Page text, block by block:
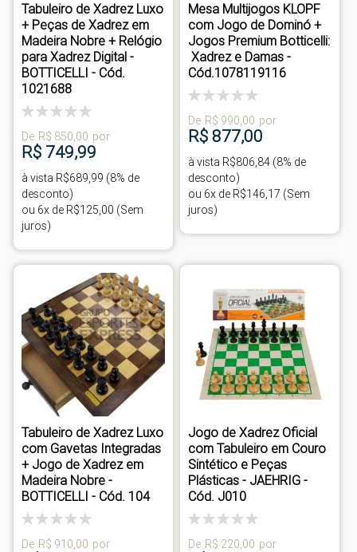
Tabuleiro de Xadrez Luxo
+ Peças de Xadrez em
Madeira Nobre + Relógio
para Xadrez Digital -
BOTTICELLI - Cód.
1021688
Classificação:
De R$ 850,00 por
R$ 749,99
à vista R$689,99 (8% de
desconto)
ou 6x de R$125,00 (Sem
juros)
Mesa Multijogos KLOPF
com Jogo de Dominó +
Jogos Premium Botticelli:
Xadrez e Damas -
Cód.1078119116
Classificação:
De R$ 990,00 por
R$ 877,00
à vista R$806,84 (8% de
desconto)
ou 6x de R$146,17 (Sem
juros)
Tabuleiro de Xadrez Luxo
com Gavetas Integradas
+ Jogo de Xadrez em
Madeira Nobre -
BOTTICELLI - Cód. 104
Classificação:
De R$ 910,00 por
Jogo de Xadrez Oficial
com Tabuleiro em Couro
Sintético e Peças
Plásticas - JAEHRIG -
Cód. J010
Classificação:
De R$ 220,00 por